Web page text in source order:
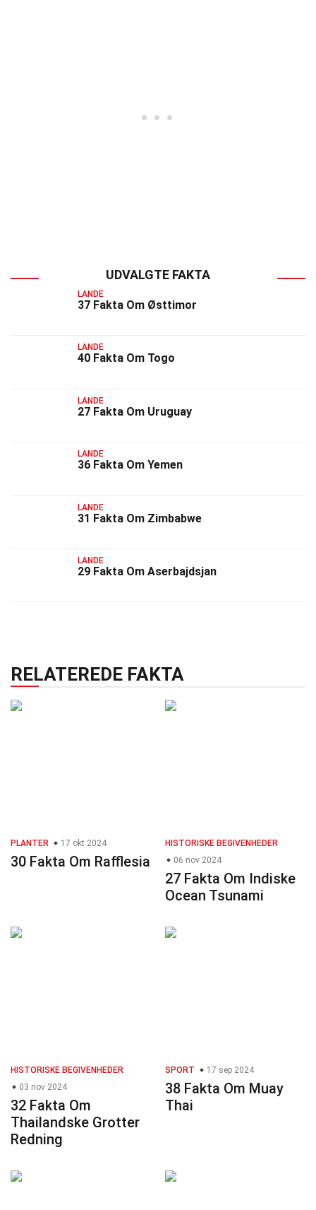
UDVALGTE FAKTA
LANDE
37 Fakta Om Østtimor
LANDE
40 Fakta Om Togo
LANDE
27 Fakta Om Uruguay
LANDE
36 Fakta Om Yemen
LANDE
31 Fakta Om Zimbabwe
LANDE
29 Fakta Om Aserbajdsjan
RELATEREDE FAKTA
PLANTER 17 okt 2024
30 Fakta Om Rafflesia
HISTORISKE BEGIVENHEDER
06 nov 2024
27 Fakta Om Indiske
Ocean Tsunami
HISTORISKE BEGIVENHEDER
03 nov 2024
32 Fakta Om
Thailandske Grotter
Redning
SPORT 17 sep 2024
38 Fakta Om Muay
Thai